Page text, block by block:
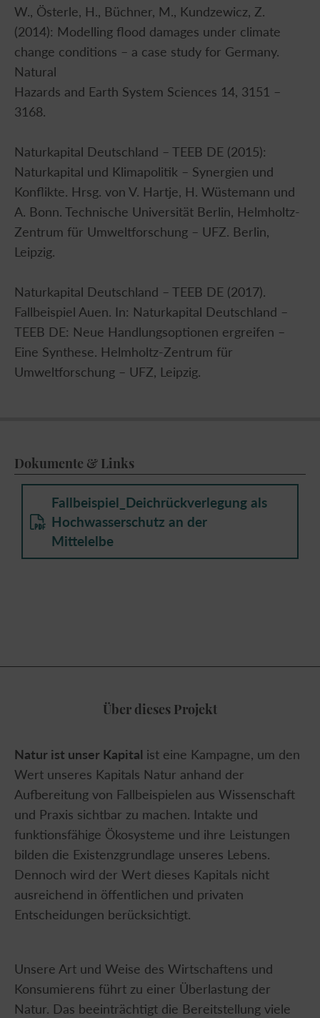
W., Österle, H., Büchner, M., Kundzewicz, Z.
(2014): Modelling flood damages under climate
change conditions – a case study for Germany.
Natural
Hazards and Earth System Sciences 14, 3151 –
3168.
Naturkapital Deutschland – TEEB DE (2015):
Naturkapital und Klimapolitik – Synergien und
Konflikte. Hrsg. von V. Hartje, H. Wüstemann und
A. Bonn. Technische Universität Berlin, Helmholtz-
Zentrum für Umweltforschung – UFZ. Berlin,
Leipzig.
Naturkapital Deutschland – TEEB DE (2017).
Fallbeispiel Auen. In: Naturkapital Deutschland –
TEEB DE: Neue Handlungsoptionen ergreifen –
Eine Synthese. Helmholtz-Zentrum für
Umweltforschung – UFZ, Leipzig.
Dokumente & Links
Fallbeispiel_Deichrückverlegung als
Hochwasserschutz an der
Mittelelbe
Über dieses Projekt
Natur ist unser Kapital ist eine Kampagne, um den
Wert unseres Kapitals Natur anhand der
Aufbereitung von Fallbeispielen aus Wissenschaft
und Praxis sichtbar zu machen. Intakte und
funktionsfähige Ökosysteme und ihre Leistungen
bilden die Existenzgrundlage unseres Lebens.
Dennoch wird der Wert dieses Kapitals nicht
ausreichend in öffentlichen und privaten
Entscheidungen berücksichtigt.
Unsere Art und Weise des Wirtschaftens und
Konsumierens führt zu einer Überlastung der
Natur. Das beeinträchtigt die Bereitstellung viele